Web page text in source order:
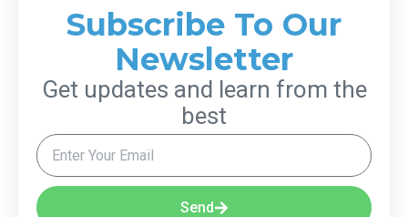
Subscribe To Our
Newsletter
Get updates and learn from the
best
Send